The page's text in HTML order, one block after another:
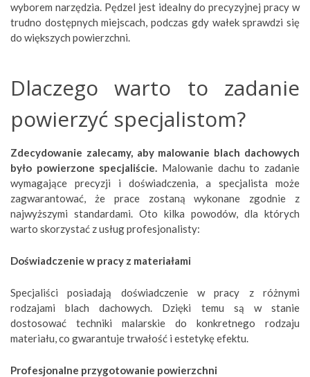
wyborem narzędzia. Pędzel jest idealny do precyzyjnej pracy w
trudno dostępnych miejscach, podczas gdy wałek sprawdzi się
do większych powierzchni.
Dlaczego warto to zadanie
powierzyć specjalistom?
Zdecydowanie zalecamy, aby malowanie blach dachowych
było powierzone specjaliście. Malowanie dachu to zadanie
wymagające precyzji i doświadczenia, a specjalista może
zagwarantować, że prace zostaną wykonane zgodnie z
najwyższymi standardami. Oto kilka powodów, dla których
warto skorzystać z usług profesjonalisty:
Doświadczenie w pracy z materiałami
Specjaliści posiadają doświadczenie w pracy z różnymi
rodzajami blach dachowych. Dzięki temu są w stanie
dostosować techniki malarskie do konkretnego rodzaju
materiału, co gwarantuje trwałość i estetykę efektu.
Profesjonalne przygotowanie powierzchni